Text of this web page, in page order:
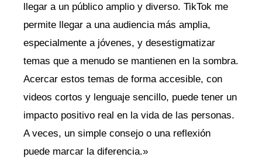
llegar a un público amplio y diverso. TikTok me
permite llegar a una audiencia más amplia,
especialmente a jóvenes, y desestigmatizar
temas que a menudo se mantienen en la sombra.
Acercar estos temas de forma accesible, con
videos cortos y lenguaje sencillo, puede tener un
impacto positivo real en la vida de las personas.
A veces, un simple consejo o una reflexión
puede marcar la diferencia.»